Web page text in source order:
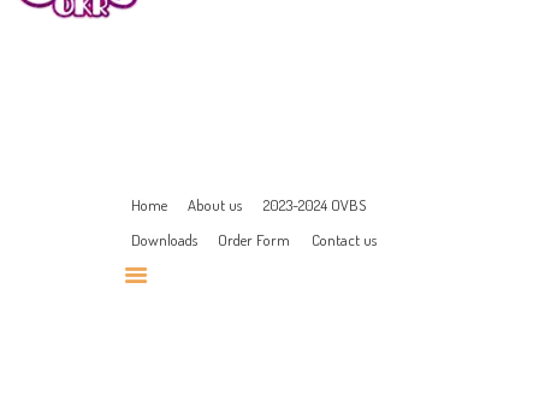
Home About us
2023-2024 OVBS
Downloads
Order Form Contact us